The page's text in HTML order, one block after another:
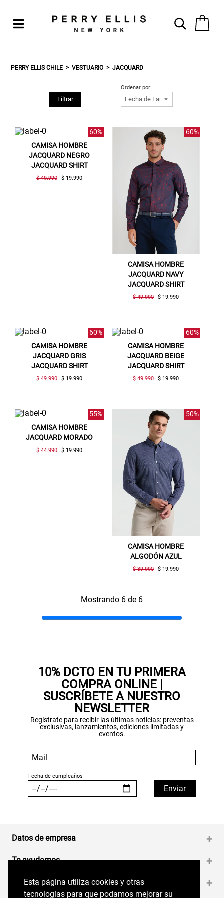
Esta página utiliza cookies y otras
tecnologías para que podamos mejorar su
Esta página utiliza cookies y otras
tecnologías para que podamos mejorar su
PERRY ELLIS CHILE VESTUARIO JACQUARD
Filtrar
Ordenar por:
60%
CAMISA HOMBRE
JACQUARD NEGRO
JACQUARD SHIRT
$ 49.990 $ 19.990
60%
CAMISA HOMBRE
JACQUARD NAVY
JACQUARD SHIRT
$ 49.990 $ 19.990
60%
CAMISA HOMBRE
JACQUARD GRIS
JACQUARD SHIRT
$ 49.990 $ 19.990
60%
CAMISA HOMBRE
JACQUARD BEIGE
JACQUARD SHIRT
$ 49.990 $ 19.990
55%
CAMISA HOMBRE
JACQUARD MORADO
$ 44.990 $ 19.990
50%
CAMISA HOMBRE
ALGODÓN AZUL
$ 39.990 $ 19.990
Mostrando 6 de 6
10% DCTO EN TU PRIMERA
COMPRA ONLINE |
SUSCRÍBETE A NUESTRO
NEWSLETTER
Regístrate para recibir las últimas noticias: preventas
exclusivas, lanzamientos, ediciones limitadas y
eventos.
Gracias por inscribirte!
Aquí esta tu cupón, usalo en tu siguiente
compra. Valido por 72 hrs.
Datos de empresa +
Te ayudamos +
Medios de pago +